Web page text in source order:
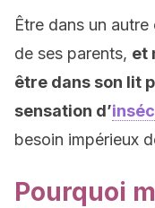
Être dans un
de ses parents, et
être dans son lit
sensation d’
besoin impérieux
Pourquoi